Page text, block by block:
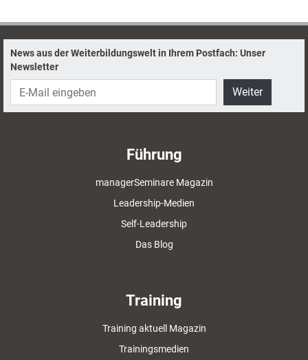
News aus der Weiterbildungswelt in Ihrem Postfach: Unser
Newsletter
Weiter
Führung
managerSeminare Magazin
Leadership-Medien
Self-Leadership
Das Blog
Training
Training aktuell Magazin
Trainingsmedien